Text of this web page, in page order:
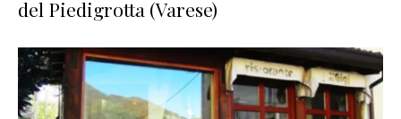
del Piedigrotta (Varese)